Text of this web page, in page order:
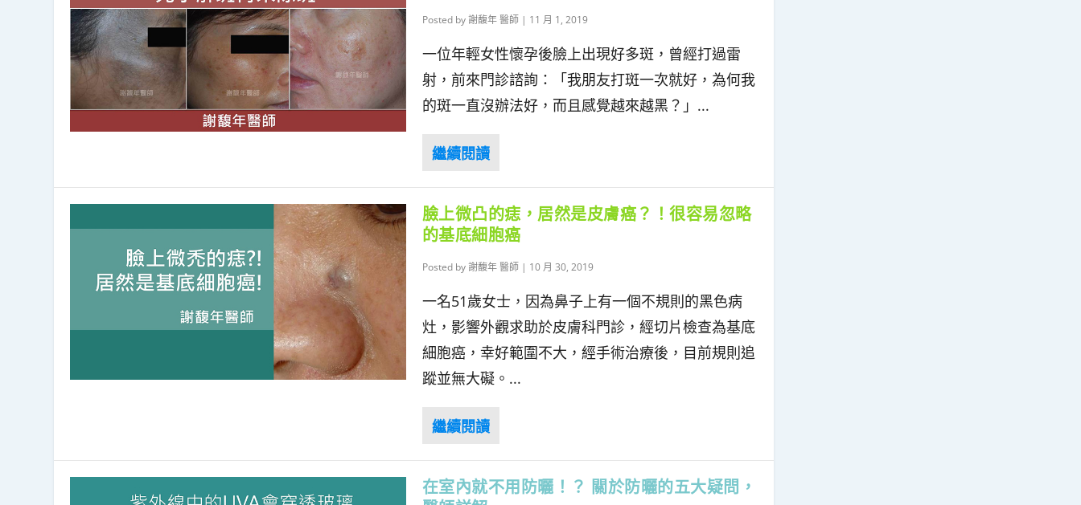
Posted by謝馥年 醫師| 11 月 1, 2019
一位年輕女性懷孕後臉上出現好多斑，曾經打過雷
射，前來門診諮詢：「我朋友打斑一次就好，為何我
的斑一直沒辦法好，而且感覺越來越黑？」...
臉上微凸的痣，居然是皮膚癌？！很容易忽略
的基底細胞癌
Posted by謝馥年 醫師| 10 月 30, 2019
一名51歲女士，因為鼻子上有一個不規則的黑色病
灶，影響外觀求助於皮膚科門診，經切片檢查為基底
細胞癌，幸好範圍不大，經手術治療後，目前規則追
蹤並無大礙。...
在室內就不用防曬！？ 關於防曬的五大疑問，